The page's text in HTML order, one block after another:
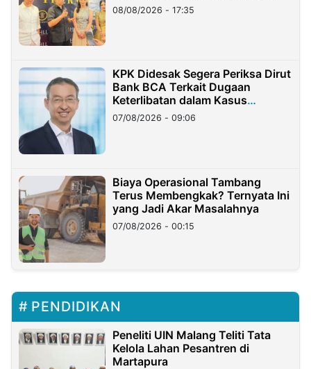
08/08/2026 - 17:35
KPK Didesak Segera Periksa Dirut
Bank BCA Terkait Dugaan
Keterlibatan dalam Kasus
Hilangnya Dana Nasabah Rp2,58
Miliar
07/08/2026 - 09:06
Biaya Operasional Tambang
Terus Membengkak? Ternyata Ini
yang Jadi Akar Masalahnya
07/08/2026 - 00:15
PENDIDIKAN
Peneliti UIN Malang Teliti Tata
Kelola Lahan Pesantren di
Martapura